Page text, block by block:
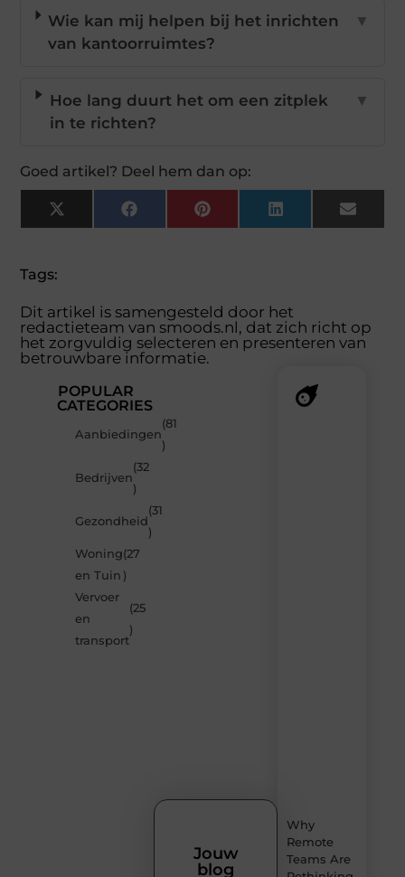
Wie kan mij helpen bij het inrichten
van kantoorruimtes?
▼
Hoe lang duurt het om een zitplek
in te richten?
▼
Goed artikel? Deel hem dan op:
X
(Twitter)
FacebookPinterestLinkedInEmail
Tags:
Dit artikel is samengesteld door het
redactieteam van smoods.nl, dat zich richt op
het zorgvuldig selecteren en presenteren van
betrouwbare informatie.
POPULAR
CATEGORIES
Aanbiedingen
(81
)
Bedrijven
(32
)
Gezondheid
(31
)
Woning
en Tuin
(27
)
Vervoer
en
transport
(25
)
Why
Remote
Teams Are
Jouw
blog